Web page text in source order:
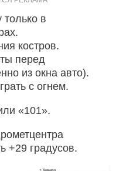
только в
костров.
перед
из окна авто).
с огнем.
«101».
+29 градусов.